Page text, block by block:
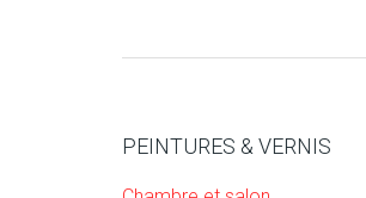
PEINTURES & VERNIS